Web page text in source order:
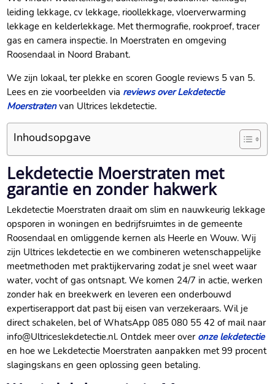
leiding lekkage, cv lekkage, rioollekkage, vloerverwarming
lekkage en kelderlekkage.​ Met thermografie, rookproef, tracer
gas en camera inspectie.​ In Moerstraten en omgeving
Roosendaal in Noord Brabant.​
We zijn lokaal, ter plekke en scoren Google reviews 5 van 5.​
Lees en zie voorbeelden via reviews over Lekdetectie
Moerstratenvan Ultrices lekdetectie.​
Inhoudsopgave
Lekdetectie Moerstraten met
garantie en zonder hakwerk
Lekdetectie Moerstraten draait om slim en nauwkeurig lekkage
opsporen in woningen en bedrijfsruimtes in de gemeente
Roosendaal en omliggende kernen als Heerle en Wouw.​ Wij
zijn Ultrices lekdetectie en we combineren wetenschappelijke
meetmethoden met praktijkervaring zodat je snel weet waar
water, vocht of gas ontsnapt.​ We komen 24/7 in actie, werken
zonder hak en breekwerk en leveren een onderbouwd
expertiserapport dat past bij eisen van verzekeraars.​ Wil je
direct schakelen, bel of WhatsApp 085 080 55 42 of mail naar
info@Ultriceslekdetectie.​nl.​ Ontdek meer over onze lekdetectie
en hoe we Lekdetectie Moerstraten aanpakken met 99 procent
slagingskans en geen oplossing geen betaling.​